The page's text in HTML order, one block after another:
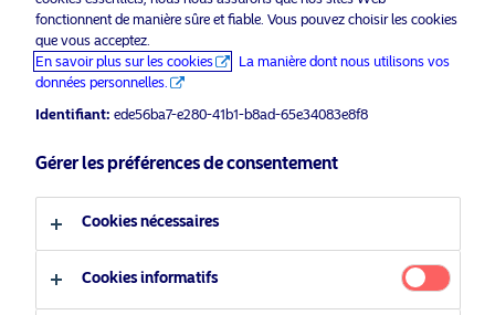
Veuillez sélectionner le type
d’investisseur auquel vous
appartenez
Pays
Langue
fonctionnent de manière sûre et fiable. Vous pouvez choisir les cookies
que vous acceptez.
En savoir plus sur les cookies
La manière dont nous utilisons vos
données personnelles.
Identifiant: ede56ba7-e280-41b1-b8ad-65e34083e8f8
Gérer les préférences de consentement
Cookies nécessaires
Cookies informatifs